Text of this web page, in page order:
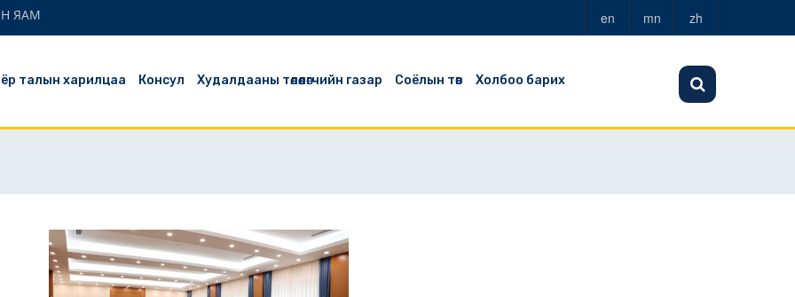
ЯАМ en mn zh
талын харилцаа Консул Худалдааны төлөөлөгчийн газар Соёлын төв Холбоо барих